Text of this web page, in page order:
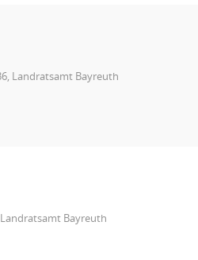
Landratsamt Bayreuth
Bayreuth